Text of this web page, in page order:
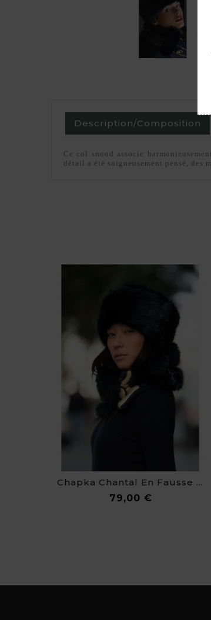
Description/Composition
Ce col snood associe
détail a été soigneusement pensé,
Chapka Chantal En Fausse Fourrure De Haute Qualité
79,00 €